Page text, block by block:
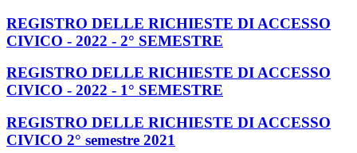
REGISTRO DELLE RICHIESTE DI ACCESSO
CIVICO - 2022 - 2° SEMESTRE
REGISTRO DELLE RICHIESTE DI ACCESSO
CIVICO - 2022 - 1° SEMESTRE
REGISTRO DELLE RICHIESTE DI ACCESSO
CIVICO 2° semestre 2021